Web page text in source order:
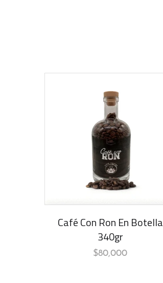
Café Con Ron En Botella
340gr
$80,000